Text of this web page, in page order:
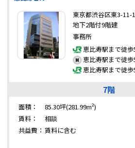
東京都渋谷区東3-11-
地下2階付9階建
事務所
恵比寿駅まで徒
恵比寿駅まで徒
恵比寿駅まで徒
7階
面積：
85.30坪(281.99m²)
賃料：
相談
共益費： 賃料に含む